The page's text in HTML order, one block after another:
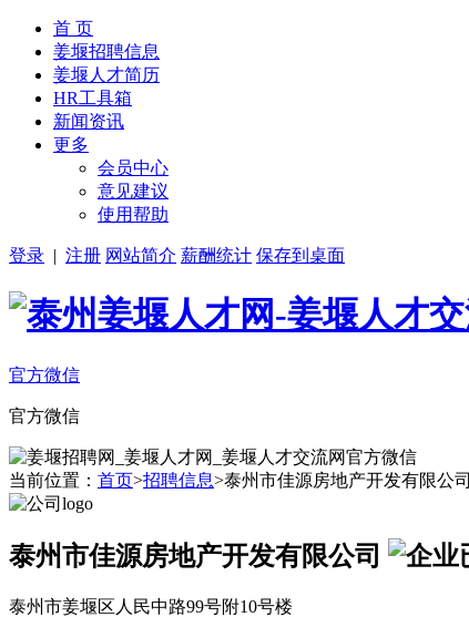
首 页
姜堰招聘信息
姜堰人才简历
HR工具箱
新闻资讯
更多
会员中心
意见建议
使用帮助
登录 | 注册 网站简介 薪酬统计 保存到桌面
官方微信
官方微信
当前位置： 首页>招聘信息>泰州市佳源房地产开发有限公司
泰州市佳源房地产开发有限公司
泰州市姜堰区人民中路99号附10号楼